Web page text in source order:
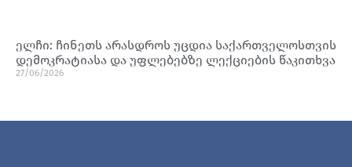
ელჩი: ჩინეთს არასდროს უცდია საქართველოსთვის
დემოკრატიასა და უფლებებზე ლექციების წაკითხვა
27/06/2026